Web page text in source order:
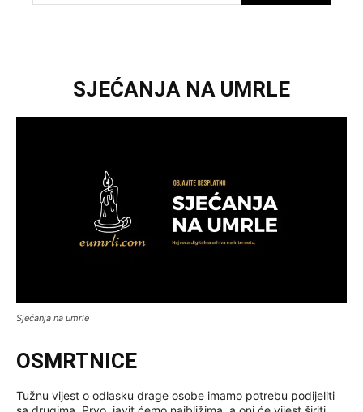
SJEĆANJA NA UMRLE
Sjećanja na umrle
OSMRTNICE
Tužnu vijest o odlasku drage osobe imamo potrebu podijeliti